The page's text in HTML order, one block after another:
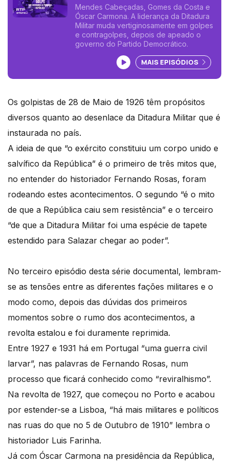
espreita
Mendes Cabeçadas, Gomes da Costa e
Óscar Carmona. A liderança da Ditadura
Militar muda vertiginosamente em golpes
e contragolpes, depois de apeado o
governo do Partido Democrático.
Ouvir podcast
MAIS EPISÓDIOS
Os golpistas de 28 de Maio de 1926 têm propósitos
diversos quanto ao desenlace da Ditadura Militar que é
instaurada no país.
A ideia de que “o exército constituiu um corpo unido e
salvífico da República” é o primeiro de três mitos que,
no entender do historiador Fernando Rosas, foram
rodeando estes acontecimentos. O segundo “é o mito
de que a República caiu sem resistência” e o terceiro
“de que a Ditadura Militar foi uma espécie de tapete
estendido para Salazar chegar ao poder”.
No terceiro episódio desta série documental, lembram-
se as tensões entre as diferentes fações militares e o
modo como, depois das dúvidas dos primeiros
momentos sobre o rumo dos acontecimentos, a
revolta estalou e foi duramente reprimida.
Entre 1927 e 1931 há em Portugal “uma guerra civil
larvar”, nas palavras de Fernando Rosas, num
processo que ficará conhecido como “reviralhismo”.
Na revolta de 1927, que começou no Porto e acabou
por estender-se a Lisboa, “há mais militares e políticos
nas ruas do que no 5 de Outubro de 1910” lembra o
historiador Luis Farinha.
Já com Óscar Carmona na presidência da República,